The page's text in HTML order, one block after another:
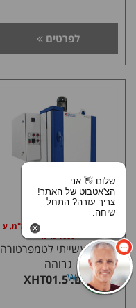
לפרטים
פנים: ר 1000 מ"מ, ג 1500 מ"מ, ע
1000 מ"מ
תנור תעשייתי לטמפרטורה
גבוהה
דגם: XHT01.5
שלום 👋 אני
הצ'אטבוט של האתר!
צריך עזרה? התחל
שיחה.